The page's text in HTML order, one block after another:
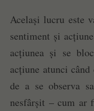
Același lucru este
sentiment și
acțiunea și se
acțiune atunci
de a se observa
nesfârșit – cum ar